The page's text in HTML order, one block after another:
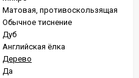
Матовая, противоскользящая
Обычное тиснение
Дуб
Английская ёлка
Дерево
Да